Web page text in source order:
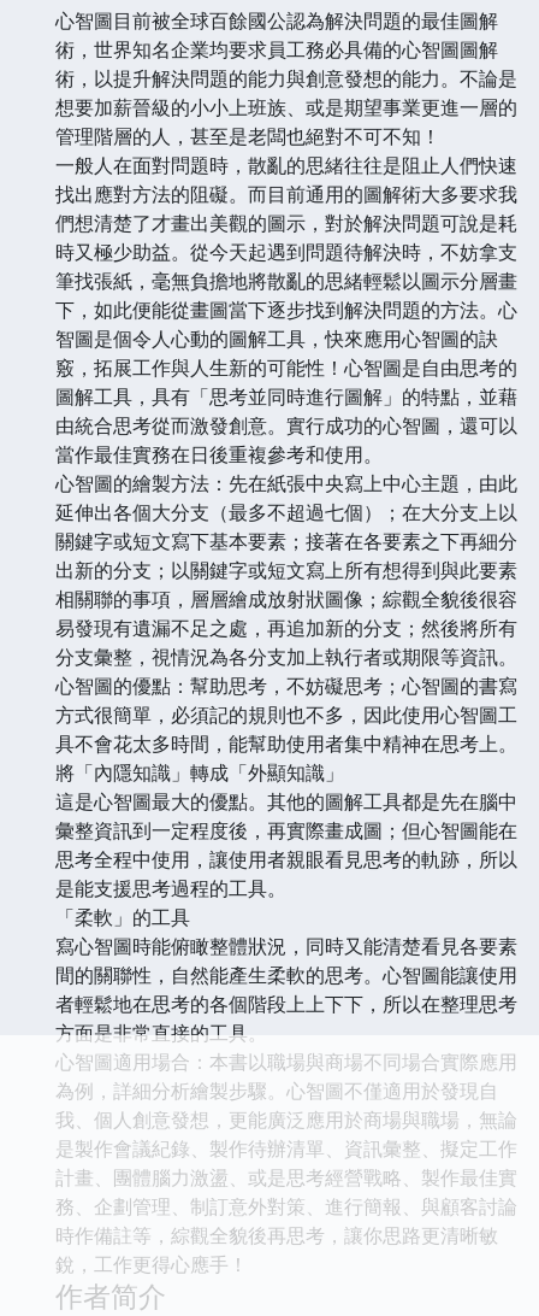
心智圖目前被全球百餘國公認為解決問題的最佳圖解
術，世界知名企業均要求員工務必具備的心智圖圖解
術，以提升解決問題的能力與創意發想的能力。不論是
想要加薪晉級的小小上班族、或是期望事業更進一層的
管理階層的人，甚至是老闆也絕對不可不知！
一般人在面對問題時，散亂的思緒往往是阻止人們快速
找出應對方法的阻礙。而目前通用的圖解術大多要求我
們想清楚了才畫出美觀的圖示，對於解決問題可說是耗
時又極少助益。從今天起遇到問題待解決時，不妨拿支
筆找張紙，毫無負擔地將散亂的思緒輕鬆以圖示分層畫
下，如此便能從畫圖當下逐步找到解決問題的方法。心
智圖是個令人心動的圖解工具，快來應用心智圖的訣
竅，拓展工作與人生新的可能性！心智圖是自由思考的
圖解工具，具有「思考並同時進行圖解」的特點，並藉
由統合思考從而激發創意。實行成功的心智圖，還可以
當作最佳實務在日後重複參考和使用。
心智圖的繪製方法：先在紙張中央寫上中心主題，由此
延伸出各個大分支（最多不超過七個）；在大分支上以
關鍵字或短文寫下基本要素；接著在各要素之下再細分
出新的分支；以關鍵字或短文寫上所有想得到與此要素
相關聯的事項，層層繪成放射狀圖像；綜觀全貌後很容
易發現有遺漏不足之處，再追加新的分支；然後將所有
分支彙整，視情況為各分支加上執行者或期限等資訊。
心智圖的優點：幫助思考，不妨礙思考；心智圖的書寫
方式很簡單，必須記的規則也不多，因此使用心智圖工
具不會花太多時間，能幫助使用者集中精神在思考上。
將「內隱知識」轉成「外顯知識」
這是心智圖最大的優點。其他的圖解工具都是先在腦中
彙整資訊到一定程度後，再實際畫成圖；但心智圖能在
思考全程中使用，讓使用者親眼看見思考的軌跡，所以
是能支援思考過程的工具。
「柔軟」的工具
寫心智圖時能俯瞰整體狀況，同時又能清楚看見各要素
間的關聯性，自然能產生柔軟的思考。心智圖能讓使用
者輕鬆地在思考的各個階段上上下下，所以在整理思考
方面是非常直接的工具。
心智圖適用場合：本書以職場與商場不同場合實際應用
為例，詳細分析繪製步驟。心智圖不僅適用於發現自
我、個人創意發想，更能廣泛應用於商場與職場，無論
是製作會議紀錄、製作待辦清單、資訊彙整、擬定工作
計畫、團體腦力激盪、或是思考經營戰略、製作最佳實
務、企劃管理、制訂意外對策、進行簡報、與顧客討論
時作備註等，綜觀全貌後再思考，讓你思路更清晰敏
銳，工作更得心應手！
作者简介